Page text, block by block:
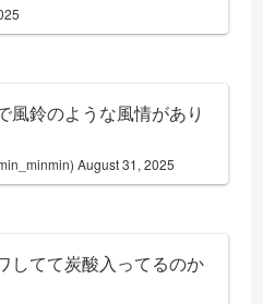
鈴のような風情があり
August 31, 2025
してて炭酸入ってるのか